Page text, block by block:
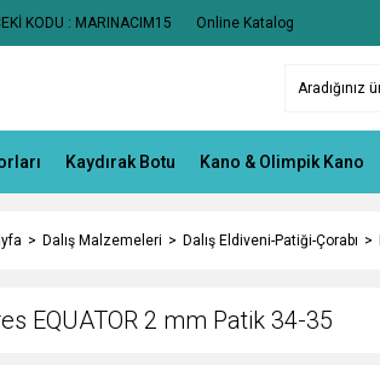
KODU : MARINACIM15 Online Katalog
Kaydırak Botu Kano & Olimpik Kano
Dalış Malzemeleri Dalış Eldiveni-Patiği-Çorabı
EQUATOR 2 mm Patik 34-35